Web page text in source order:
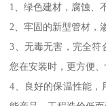
1、绿色建材，腐蚀、
2、牢固的新型管材，
3、无毒无害，完全符
您在安装时，更方便、
4、良好的保温性能，